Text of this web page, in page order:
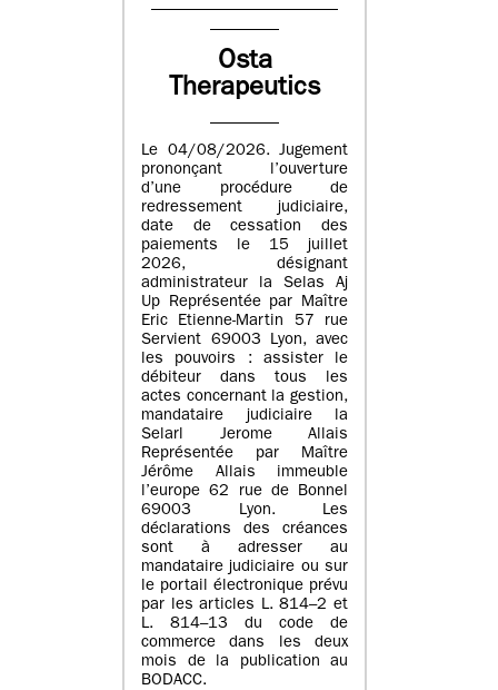
Osta
Therapeutics
Le 04/08/2026. Jugement
prononçant l’ouverture
d’une procédure de
redressement judiciaire,
date de cessation des
paiements le 15 juillet
2026, désignant
administrateur la Selas Aj
Up Représentée par Maître
Eric Etienne-Martin 57 rue
Servient 69003 Lyon, avec
les pouvoirs : assister le
débiteur dans tous les
actes concernant la gestion,
mandataire judiciaire la
Selarl Jerome Allais
Représentée par Maître
Jérôme Allais immeuble
l’europe 62 rue de Bonnel
69003 Lyon. Les
déclarations des créances
sont à adresser au
mandataire judiciaire ou sur
le portail électronique prévu
par les articles L. 814–2 et
L. 814–13 du code de
commerce dans les deux
mois de la publication au
BODACC.